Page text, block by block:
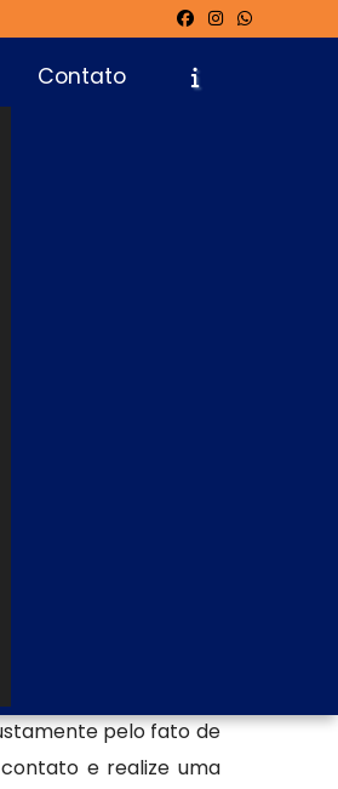
Contato
e Letra Caixa em
pelo fato de
e realize uma